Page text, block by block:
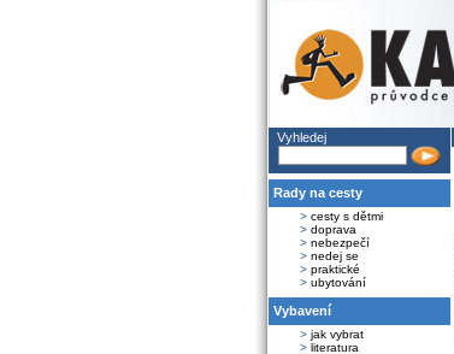
Vyhledej
Rady na cesty
> cesty s dětmi
> doprava
> nebezpečí
> nedej se
> praktické
> ubytování
Vybavení
> jak vybrat
> literatura